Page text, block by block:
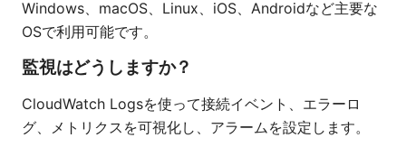
Windows、macOS、Linux、iOS、Androidなど主要な
OSで利用可能です。
監視はどうしますか？
CloudWatch Logsを使って接続イベント、エラーロ
グ、メトリクスを可視化し、アラームを設定します。